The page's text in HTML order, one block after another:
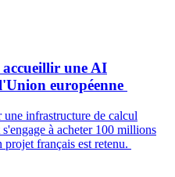
une AI
européenne
infrastructure de calcul
à acheter 100 millions
projet français est retenu.